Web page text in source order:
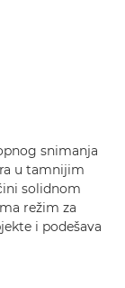
snimanja
u tamnijim
solidnom
režim za
i podešava